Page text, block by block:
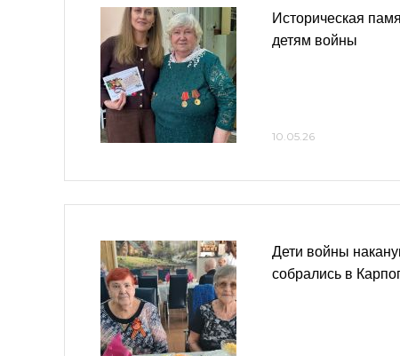
Историческая
детям войны
10.05.26
Дети войны
собрались в